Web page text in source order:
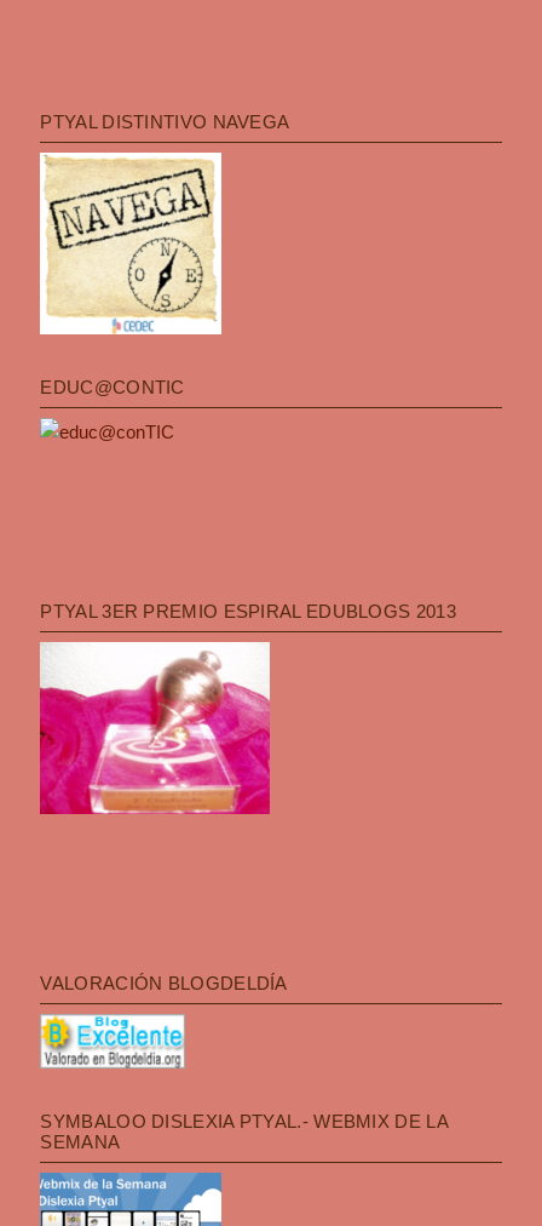
PTYAL DISTINTIVO NAVEGA
EDUC@CONTIC
PTYAL 3ER PREMIO ESPIRAL EDUBLOGS 2013
VALORACIÓN BLOGDELDÍA
SYMBALOO DISLEXIA PTYAL.- WEBMIX DE LA
SEMANA